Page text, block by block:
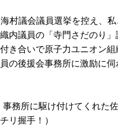
村議会議員選挙を控え、
内議員の「寺門さだのり」
き合いで原子力ユニオン
の後援会事務所に激励に
務所に駆け付けてくれた
リ握手！）